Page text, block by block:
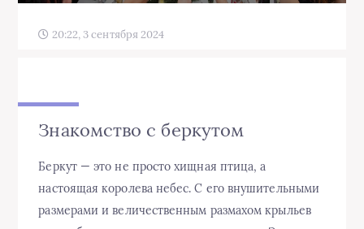
20:22, 3 сентября 2024
Знакомство с беркутом
Беркут — это не просто хищная птица, а
настоящая королева небес. С его внушительными
размерами и величественным размахом крыльев